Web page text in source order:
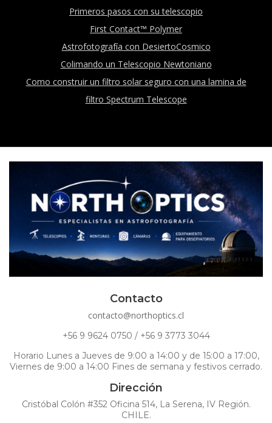
Primeros pasos con su telescopio
First Contact™ Polymer
Astrofotografía con DesiertoCosmico
Colimando un Telescopio Newtoniano
Como construir un filtro solar seguro con una lamina de
filtro Spectrum Telescope
Contacto
contacto@northoptics.cl
+56 9 9624 0750 / +56 9 3773 3044
Horario Lunes a Jueves de 9:00 a 14:00 y de 15:00 a 17:00,
Viernes de 9:00 a 14:00 Fines de semana y festivos cerrado.
Dirección
Cristóbal Colón #352 Oficina 514, La Serena, IV Región.
CHILE.